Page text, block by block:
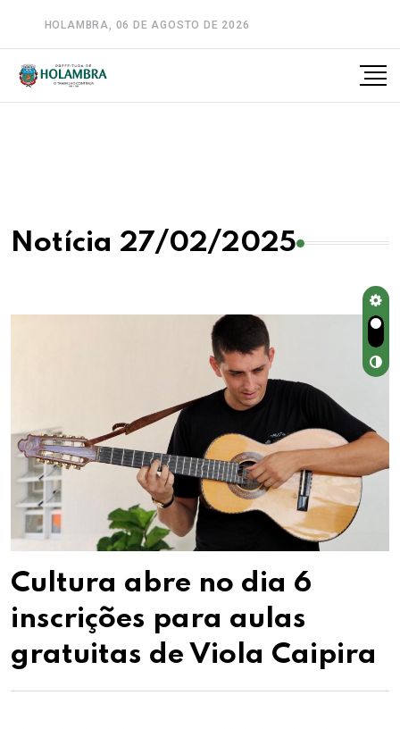
HOLAMBRA, 06 DE AGOSTO DE 2026
Notícia 27/02/2025
Cultura abre no dia 6
inscrições para aulas
gratuitas de Viola Caipira